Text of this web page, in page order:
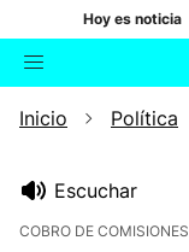
Hoy es noticia
Buscador
Inicio Política
Escuchar
COBRO DE COMISIONES